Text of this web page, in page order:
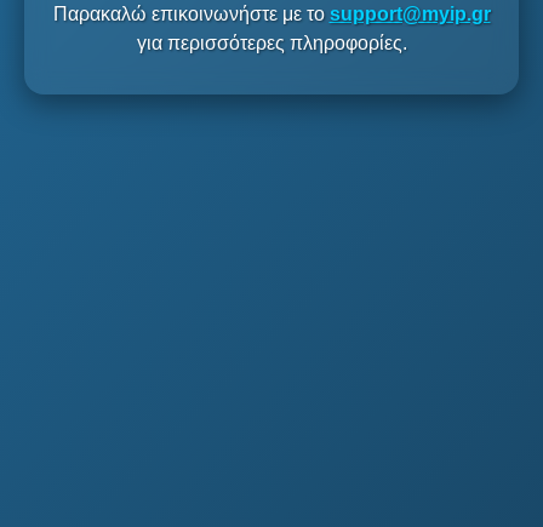
Παρακαλώ επικοινωνήστε με το support@myip.gr
για περισσότερες πληροφορίες.